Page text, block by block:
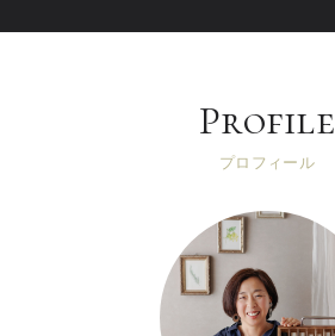
Profile
プロフィール